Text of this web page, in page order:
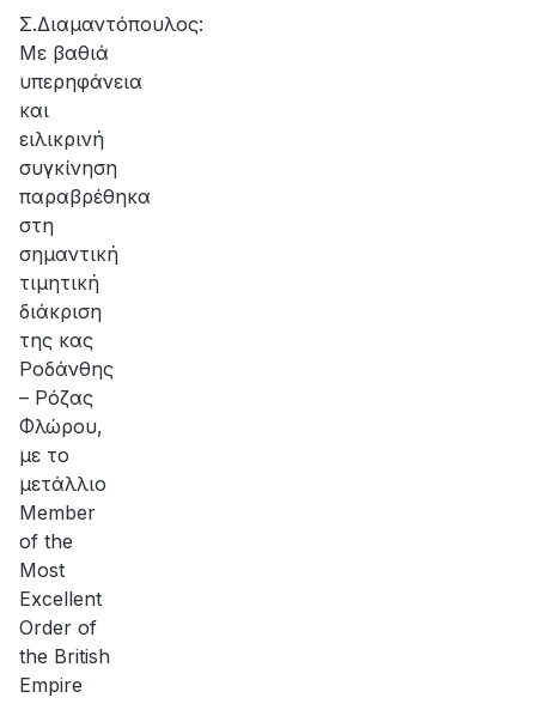
Σ.Διαμαντόπουλος:
Με βαθιά
υπερηφάνεια
και
ειλικρινή
συγκίνηση
παραβρέθηκα
στη
σημαντική
τιμητική
διάκριση
της κας
Ροδάνθης
– Ρόζας
Φλώρου,
με το
μετάλλιο
Member
of the
Most
Excellent
Order of
the British
Empire